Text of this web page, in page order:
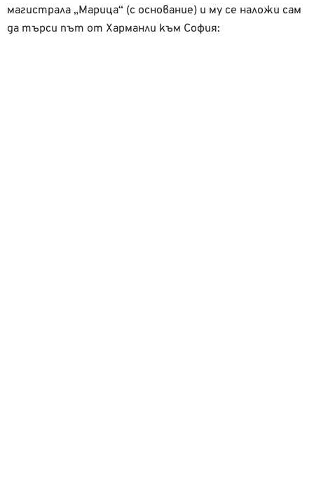
магистрала „Марица“ (с основание) и му се наложи сам
да търси път от Харманли към София: